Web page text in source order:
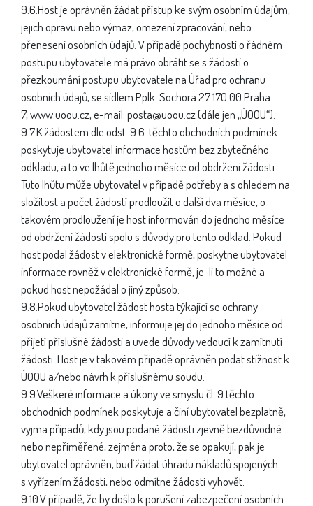
9.6.Host je oprávněn žádat přístup ke svým osobním údajům,
jejich opravu nebo výmaz, omezení zpracování, nebo
přenesení osobních údajů. V případě pochybnosti o řádném
postupu ubytovatele má právo obrátit se s žádostí o
přezkoumání postupu ubytovatele na Úřad pro ochranu
osobních údajů, se sídlem Pplk. Sochora 27 170 00 Praha
7, www.uoou.cz, e-mail: posta@uoou.cz (dále jen „ÚOOU“).
9.7.K žádostem dle odst. 9.6. těchto obchodních podmínek
poskytuje ubytovatel informace hostům bez zbytečného
odkladu, a to ve lhůtě jednoho měsíce od obdržení žádosti.
Tuto lhůtu může ubytovatel v případě potřeby a s ohledem na
složitost a počet žádostí prodloužit o další dva měsíce, o
takovém prodloužení je host informován do jednoho měsíce
od obdržení žádosti spolu s důvody pro tento odklad. Pokud
host podal žádost v elektronické formě, poskytne ubytovatel
informace rovněž v elektronické formě, je-li to možné a
pokud host nepožádal o jiný způsob.
9.8.Pokud ubytovatel žádost hosta týkající se ochrany
osobních údajů zamítne, informuje jej do jednoho měsíce od
přijetí příslušné žádosti a uvede důvody vedoucí k zamítnutí
žádosti. Host je v takovém případě oprávněn podat stížnost k
ÚOOU a/nebo návrh k příslušnému soudu.
9.9.Veškeré informace a úkony ve smyslu čl. 9 těchto
obchodních podmínek poskytuje a činí ubytovatel bezplatně,
vyjma případů, kdy jsou podané žádosti zjevně bezdůvodné
nebo nepřiměřené, zejména proto, že se opakují, pak je
ubytovatel oprávněn, buď žádat úhradu nákladů spojených
s vyřízením žádosti, nebo odmítne žádosti vyhovět.
9.10.V případě, že by došlo k porušení zabezpečení osobních